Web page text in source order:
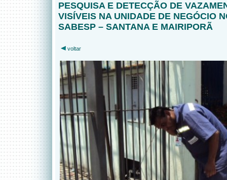
PESQUISA E DETECÇÃO DE
VISÍVEIS NA UNIDADE DE NEGÓCIO
SABESP – SANTANA E MAIRIPORÃ
voltar